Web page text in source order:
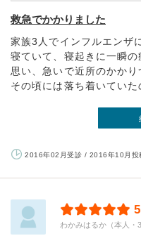
救急でかかりました
家族3人でインフルエンザ
寝ていて、寝起きに一瞬
思い、急いで近所のかかり
その頃には落ち着いてい
2016年02月受診 / 2016年10月投
わかみはるか（本人・